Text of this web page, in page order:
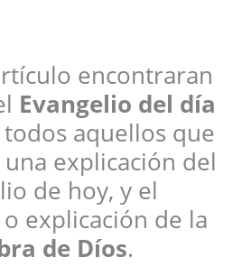
encontraran
Evangelio del día
aquellos que
explicación del
de hoy, y el
explicación de la
de Díos.